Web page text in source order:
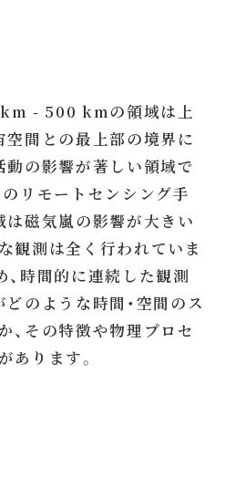
- 500 kmの領域は上
空間との最上部の境界に
動の影響が著しい領域で
のリモートセンシング手
は磁気嵐の影響が大きい
観測は全く行われていま
、時間的に連続した観測
どのような時間・空間のス
、その特徴や物理プロセ
あります。